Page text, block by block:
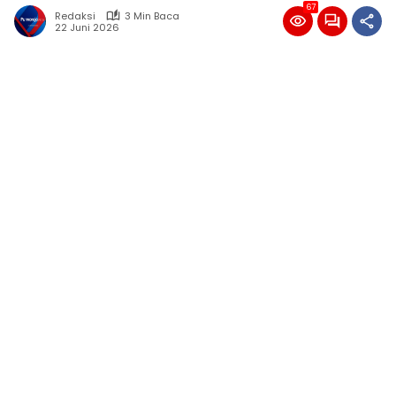
Redaksi
3 Min Baca
22 Juni 2026
67